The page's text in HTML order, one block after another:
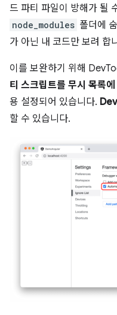
드 파티 파일이 방해가 될
node_modules 폴더에
가 아닌 내 코드만 보려 합
이를 보완하기 위해
티 스크립트를 무시 목록
용 설정되어 있습니다.
할 수 있습니다.